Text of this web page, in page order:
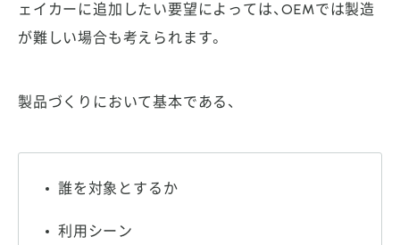
ェイカーに追加したい要望によっては、OEMでは製造
が難しい場合も考えられます。
製品づくりにおいて基本である、
誰を対象とするか
利用シーン